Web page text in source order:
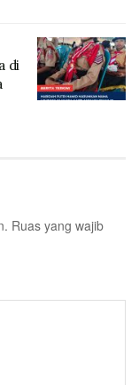
di
Ruas yang wajib